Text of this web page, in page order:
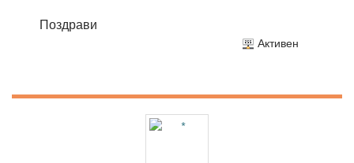
Поздрави
Активен